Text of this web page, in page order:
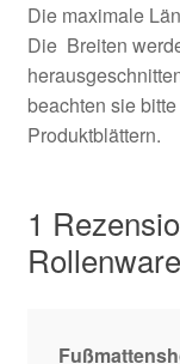
Die maximale
Die Breiten
beachten sie
Produktblättern.
1